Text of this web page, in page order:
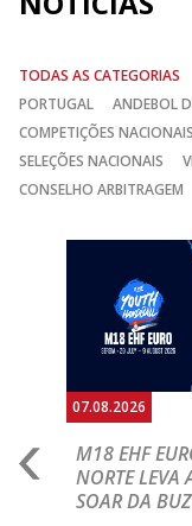
TODAS AS CATEGORIAS
PORTUGAL
ANDEBOL
COMPETIÇÕES NACIONAIS
SELEÇÕES NACIONAIS
CONSELHO ARBITRAGEM
07.08.2026
M18 EHF
NORTE LEVA
SOAR DA